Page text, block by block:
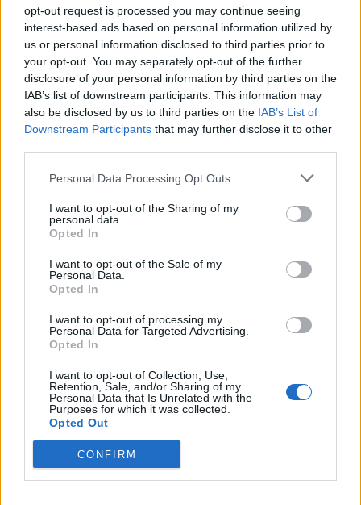
opt-out request is processed you may continue seeing
interest-based ads based on personal information utilized by
us or personal information disclosed to third parties prior to
your opt-out. You may separately opt-out of the further
disclosure of your personal information by third parties on the
IAB’s list of downstream participants. This information may
also be disclosed by us to third parties on the IAB’s List of
Downstream Participants that may further disclose it to other
Personal Data Processing Opt Outs
I want to opt-out of the Sharing of my
personal data.
Opted In
I want to opt-out of the Sale of my
Personal Data.
Opted In
I want to opt-out of processing my
Personal Data for Targeted Advertising.
Opted In
I want to opt-out of Collection, Use,
Retention, Sale, and/or Sharing of my
Personal Data that Is Unrelated with the
Purposes for which it was collected.
Opted Out
CONFIRM